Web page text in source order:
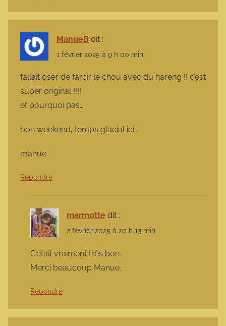
ManueB dit :
1 février 2025 à 9 h 00 min
fallait oser de farcir le chou avec du hareng !! c’est
super original !!!!
et pourquoi pas….
bon weekend, temps glacial ici…
manue
Répondre
marmotte dit :
2 février 2025 à 20 h 13 min
C’était vraiment très bon.
Merci beaucoup Manue.
Répondre